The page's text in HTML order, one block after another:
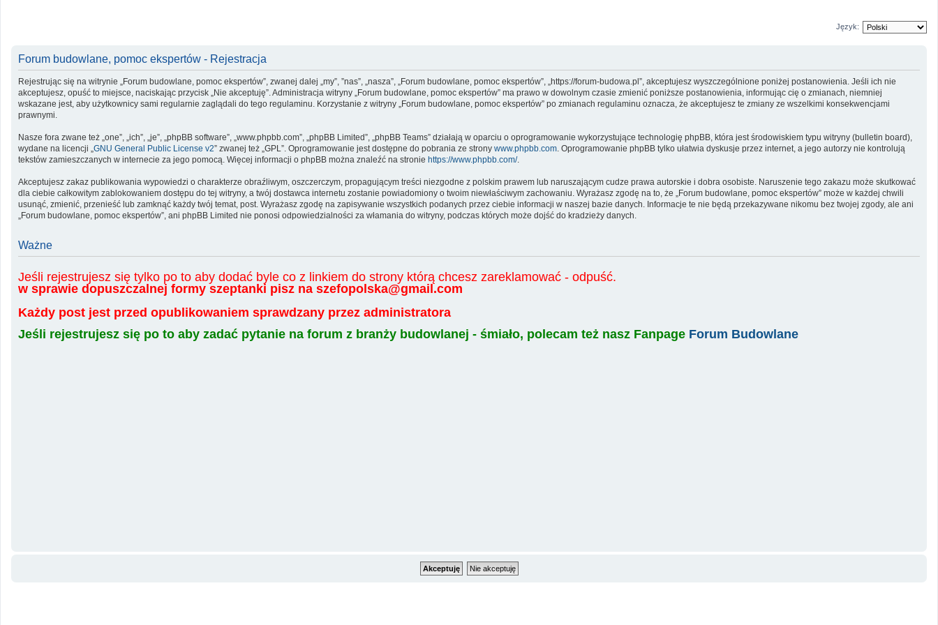
Język:
Forum budowlane, pomoc ekspertów - Rejestracja
Rejestrując się na witrynie „Forum budowlane, pomoc ekspertów”, zwanej dalej „my”, ”nas”, „nasza”, „Forum budowlane, pomoc ekspertów”, „https://forum-budowa.pl”, akceptujesz wyszczególnione poniżej postanowienia. Jeśli ich nie
akceptujesz, opuść to miejsce, naciskając przycisk „Nie akceptuję”. Administracja witryny „Forum budowlane, pomoc ekspertów” ma prawo w dowolnym czasie zmienić poniższe postanowienia, informując cię o zmianach, niemniej
wskazane jest, aby użytkownicy sami regularnie zaglądali do tego regulaminu. Korzystanie z witryny „Forum budowlane, pomoc ekspertów” po zmianach regulaminu oznacza, że akceptujesz te zmiany ze wszelkimi konsekwencjami
prawnymi.
Nasze fora zwane też „one”, „ich”, „je”, „phpBB software”, „www.phpbb.com”, „phpBB Limited”, „phpBB Teams” działają w oparciu o oprogramowanie wykorzystujące technologię phpBB, która jest środowiskiem typu witryny (bulletin board),
wydane na licencji „ GNU General Public License v2” zwanej też „GPL”. Oprogramowanie jest dostępne do pobrania ze strony www.phpbb.com . Oprogramowanie phpBB tylko ułatwia dyskusje przez internet, a jego autorzy nie kontrolują
tekstów zamieszczanych w internecie za jego pomocą. Więcej informacji o phpBB można znaleźć na stronie https://www.phpbb.com/.
Akceptujesz zakaz publikowania wypowiedzi o charakterze obraźliwym, oszczerczym, propagującym treści niezgodne z polskim prawem lub naruszającym cudze prawa autorskie i dobra osobiste. Naruszenie tego zakazu może skutkować
dla ciebie całkowitym zablokowaniem dostępu do tej witryny, a twój dostawca internetu zostanie powiadomiony o twoim niewłaściwym zachowaniu. Wyrażasz zgodę na to, że „Forum budowlane, pomoc ekspertów” może w każdej chwili
usunąć, zmienić, przenieść lub zamknąć każdy twój temat, post. Wyrażasz zgodę na zapisywanie wszystkich podanych przez ciebie informacji w naszej bazie danych. Informacje te nie będą przekazywane nikomu bez twojej zgody, ale ani
„Forum budowlane, pomoc ekspertów”, ani phpBB Limited nie ponosi odpowiedzialności za włamania do witryny, podczas których może dojść do kradzieży danych.
Ważne
Jeśli rejestrujesz się tylko po to aby dodać byle co z linkiem do strony którą chcesz zareklamować - odpuść.
w sprawie dopuszczalnej formy szeptanki pisz na szefopolska@gmail.com
Każdy post jest przed opublikowaniem sprawdzany przez administratora
Jeśli rejestrujesz się po to aby zadać pytanie na forum z branży budowlanej - śmiało, polecam też nasz Fanpage Forum Budowlane